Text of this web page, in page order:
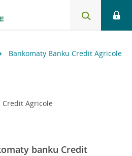
Bankomaty Banku Credit Agricole
Agricole
banku Credit